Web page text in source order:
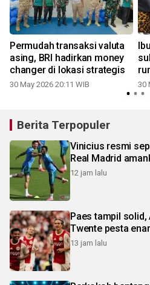
Permudah transaksi valuta
asing, BRI hadirkan money
changer di lokasi strategis
30 May 2026 20:11 WIB 30
Berita Terpopuler
Vinicius resmi
Real Madrid
12 jam lalu
Paes tampil solid,
Twente pesta
13 jam lalu